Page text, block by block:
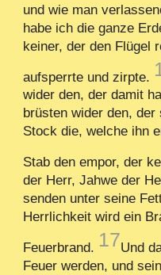
und wie man
habe ich die ganze
keiner, der den Flügel
aufsperrte und zirpte.
wider den, der damit
brüsten wider den,
Stock die, welche ihn
Stab den empor, der
der Herr, Jahwe der
senden unter seine
Herrlichkeit wird ein
Feuerbrand. 17Und
Feuer werden, und